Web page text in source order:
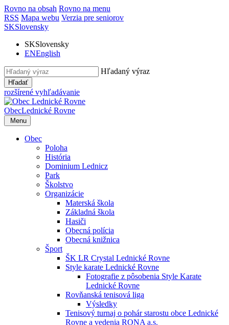
Rovno na obsah Rovno na menu
RSS Mapa webu Verzia pre seniorov
SKSlovensky
SKSlovensky
ENEnglish
Hľadaný výraz
Hľadať
rozšírené vyhľadávanie
ObecLednické Rovne
Menu
Obec
Poloha
História
Dominium Lednicz
Park
Školstvo
Organizácie
Materská škola
Základná škola
Hasiči
Obecná polícia
Obecná knižnica
Šport
ŠK LR Crystal Lednické Rovne
Style karate Lednické Rovne
Fotografie z pôsobenia Style Karate
Lednické Rovne
Rovňanská tenisová liga
Výsledky
Tenisový turnaj o pohár starostu obce Lednické
Rovne a vedenia RONA a.s.